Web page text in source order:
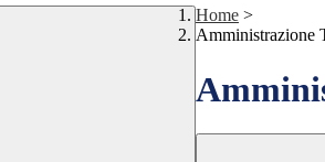
Home >
Amministrazione